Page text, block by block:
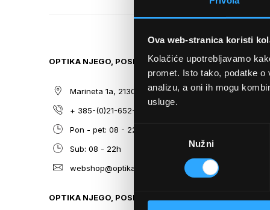
Ova web-stranica koristi
Kolačiće upotrebljavamo
promet. Isto tako, podatke
analizu, a oni ih mogu
usluge.
Odabir
Nužni
THE
THE
GALLERY
OPTIKA NJEGO, POSLOVNICA 1
Marineta 1a, 21300 Makarska
+ 385-(0)21-652-102
Pon - pet: 08 - 22h,
Sub: 08 - 22h
webshop@optikanjego.hr
OPTIKA NJEGO, POSLOVNICA 2
SITEMAP
O nama
Optika